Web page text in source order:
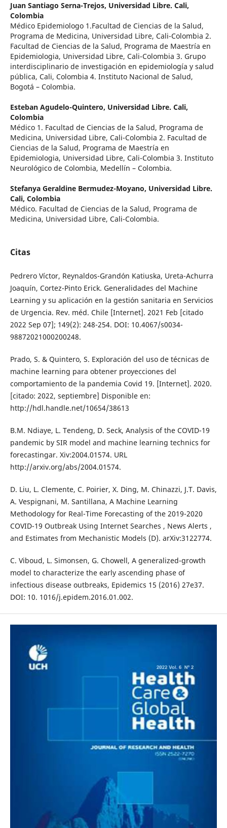
Juan Santiago Serna-Trejos, Universidad Libre. Cali,
Colombia
Médico Epidemiologo 1.Facultad de Ciencias de la Salud,
Programa de Medicina, Universidad Libre, Cali-Colombia 2.
Facultad de Ciencias de la Salud, Programa de Maestría en
Epidemiologia, Universidad Libre, Cali-Colombia 3. Grupo
interdisciplinario de investigación en epidemiología y salud
pública, Cali, Colombia 4. Instituto Nacional de Salud,
Bogotá – Colombia.
Esteban Agudelo-Quintero, Universidad Libre. Cali,
Colombia
Médico 1. Facultad de Ciencias de la Salud, Programa de
Medicina, Universidad Libre, Cali-Colombia 2. Facultad de
Ciencias de la Salud, Programa de Maestría en
Epidemiologia, Universidad Libre, Cali-Colombia 3. Instituto
Neurológico de Colombia, Medellín – Colombia.
Stefanya Geraldine Bermudez-Moyano, Universidad Libre.
Cali, Colombia
Médico. Facultad de Ciencias de la Salud, Programa de
Medicina, Universidad Libre, Cali-Colombia.
Citas
Pedrero Víctor, Reynaldos-Grandón Katiuska, Ureta-Achurra
Joaquín, Cortez-Pinto Erick. Generalidades del Machine
Learning y su aplicación en la gestión sanitaria en Servicios
de Urgencia. Rev. méd. Chile [Internet]. 2021 Feb [citado
2022 Sep 07]; 149(2): 248-254. DOI: 10.4067/s0034-
98872021000200248.
Prado, S. & Quintero, S. Exploración del uso de técnicas de
machine learning para obtener proyecciones del
comportamiento de la pandemia Covid 19. [Internet]. 2020.
[citado: 2022, septiembre] Disponible en:
http://hdl.handle.net/10654/38613
B.M. Ndiaye, L. Tendeng, D. Seck, Analysis of the COVID-19
pandemic by SIR model and machine learning technics for
forecastingar. Xiv:2004.01574. URL
http://arxiv.org/abs/2004.01574.
D. Liu, L. Clemente, C. Poirier, X. Ding, M. Chinazzi, J.T. Davis,
A. Vespignani, M. Santillana, A Machine Learning
Methodology for Real-Time Forecasting of the 2019-2020
COVID-19 Outbreak Using Internet Searches , News Alerts ,
and Estimates from Mechanistic Models (D). arXiv:3122774.
C. Viboud, L. Simonsen, G. Chowell, A generalized-growth
model to characterize the early ascending phase of
infectious disease outbreaks, Epidemics 15 (2016) 27e37.
DOI: 10. 1016/j.epidem.2016.01.002.